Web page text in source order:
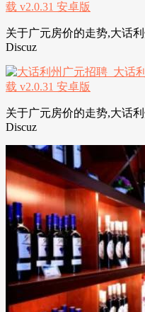
关于广元房价的走势,大话
Discuz
关于广元房价的走势,大话
Discuz